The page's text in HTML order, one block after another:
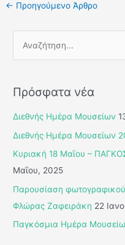
← Προηγούμενο Άρθρο
ζ
ή
τ
α
Πρόσφατα νέα
Διεθνής Ημέρα Μουσείων
Διεθνής Ημέρα Μουσείων
Κυριακή 18 Μαΐου –
Μαΐου, 2025
Παρουσίαση
Φλώρας Ζαφειράκη 22
Παγκόσμια Ημέρα